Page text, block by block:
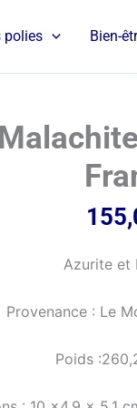
polies Bien-
Azurite et
Provenance : Le
Poids